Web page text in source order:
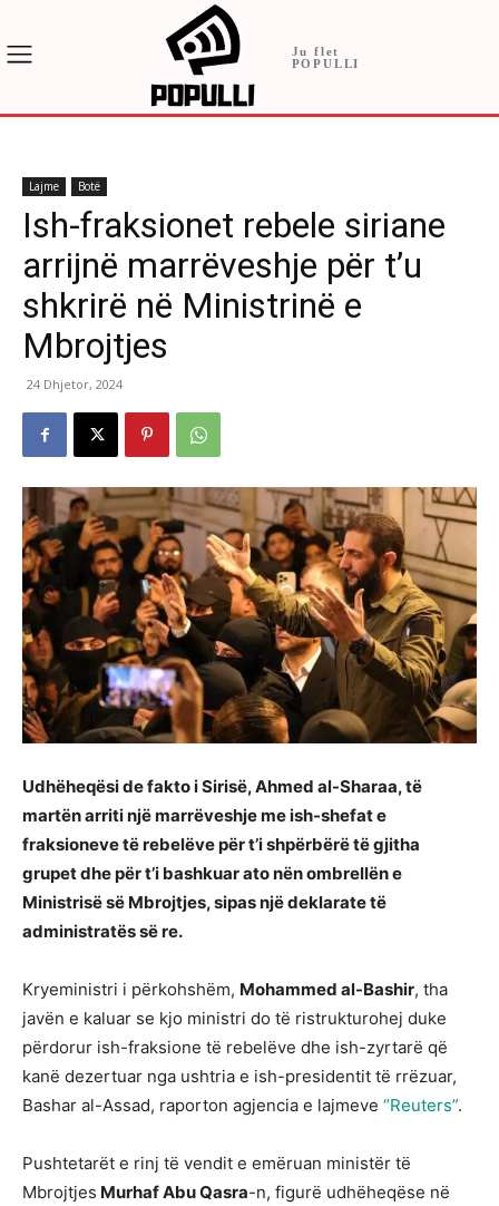
Ju flet
POPULLI
Lajme Botë
Ish-fraksionet rebele siriane
arrijnë marrëveshje për t’u
shkrirë në Ministrinë e
Mbrojtjes
24 Dhjetor, 2024
Udhëheqësi de fakto i Sirisë, Ahmed al-Sharaa, të
martën arriti një marrëveshje me ish-shefat e
fraksioneve të rebelëve për t’i shpërbërë të gjitha
grupet dhe për t’i bashkuar ato nën ombrellën e
Ministrisë së Mbrojtjes, sipas një deklarate të
administratës së re.
Kryeministri i përkohshëm, Mohammed al-Bashir, tha
javën e kaluar se kjo ministri do të ristrukturohej duke
përdorur ish-fraksione të rebelëve dhe ish-zyrtarë që
kanë dezertuar nga ushtria e ish-presidentit të rrëzuar,
Bashar al-Assad, raporton agjencia e lajmeve “Reuters”.
Pushtetarët e rinj të vendit e emëruan ministër të
Mbrojtjes Murhaf Abu Qasra-n, figurë udhëheqëse në